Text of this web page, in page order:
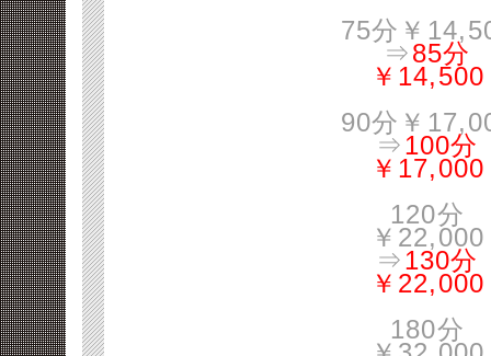
75分￥
⇒85分
￥14,500
90分￥
⇒100分
￥17,000
120分
￥22,000
⇒130分
￥22,000
180分